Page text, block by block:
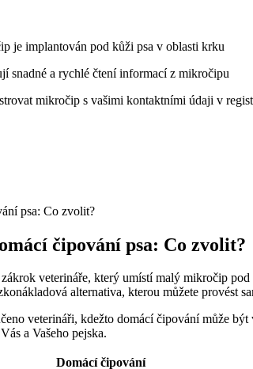
je implantován pod kůži psa v oblasti krku
snadné a rychlé čtení informací z mikročipu
mikročip s vašimi kontaktními údaji v
čipování psa: Co zvolit?
veterináře, který umístí malý mikročip
alternativa, kterou můžete provést
veterináři, kdežto domácí čipování může
a Vašeho pejska.
Domácí čipování